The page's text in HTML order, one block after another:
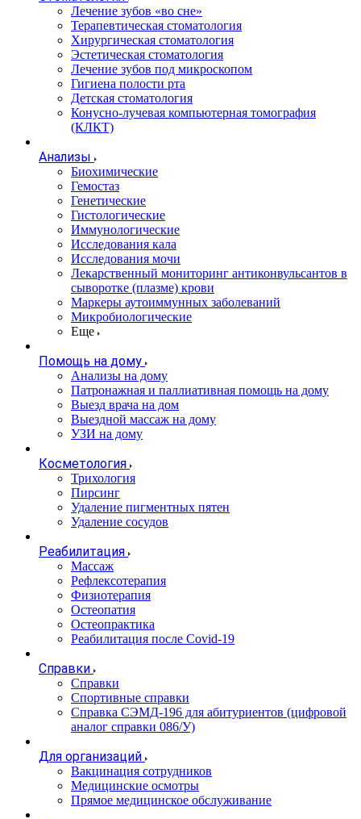
Лечение зубов «во сне»
Терапевтическая стоматология
Хирургическая стоматология
Эстетическая стоматология
Лечение зубов под микроскопом
Гигиена полости рта
Детская стоматология
Конусно-лучевая компьютерная томография
(КЛКТ)
Анализы
Биохимические
Гемостаз
Генетические
Гистологические
Иммунологические
Исследования кала
Исследования мочи
Лекарственный мониторинг антиконвульсантов в
сыворотке (плазме) крови
Маркеры аутоиммунных заболеваний
Микробиологические
Еще
Помощь на дому
Анализы на дому
Патронажная и паллиативная помощь на дому
Выезд врача на дом
Выездной массаж на дому
УЗИ на дому
Косметология
Трихология
Пирсинг
Удаление пигментных пятен
Удаление сосудов
Реабилитация
Массаж
Рефлексотерапия
Физиотерапия
Остеопатия
Остеопрактика
Реабилитация после Covid-19
Справки
Справки
Спортивные справки
Справка СЭМД‑196 для абитуриентов (цифровой
аналог справки 086/У)
Для организаций
Вакцинация сотрудников
Медицинские осмотры
Прямое медицинское обслуживание